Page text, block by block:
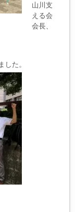
山川支
える会
会長、
した。